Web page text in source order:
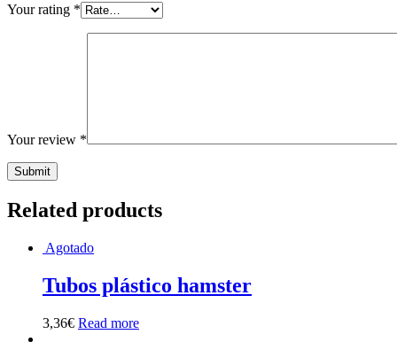
Your rating *
Your review *
Related products
Agotado
Tubos plástico hamster
3,36€ Read more